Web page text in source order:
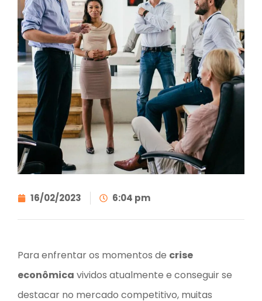
16/02/2023 6:04 pm
Para enfrentar os momentos de crise
econômica vividos atualmente e conseguir se
destacar no mercado competitivo, muitas